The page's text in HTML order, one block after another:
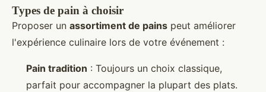
Types de pain à choisir
Proposer un assortiment de pains peut améliorer
l'expérience culinaire lors de votre événement :
Pain tradition : Toujours un choix classique,
parfait pour accompagner la plupart des plats.